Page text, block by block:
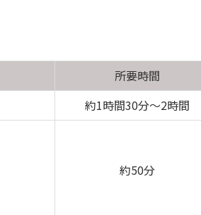
所要時間
約1時間30分～2時間
約50分